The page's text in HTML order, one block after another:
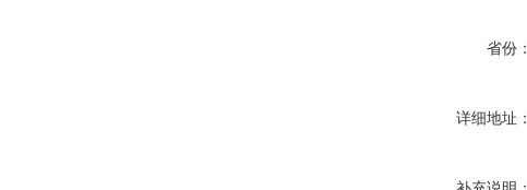
省份：
详细地址：